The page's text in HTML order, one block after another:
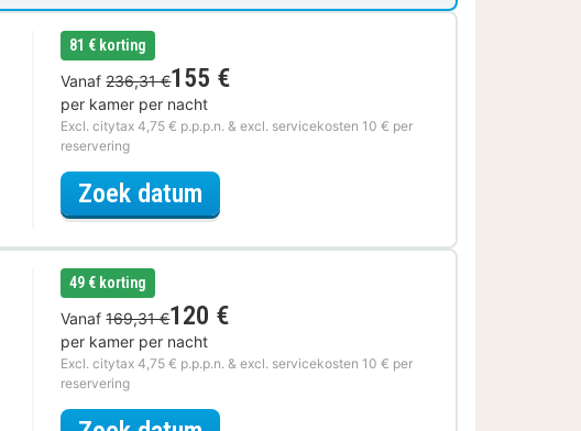
81 € korting
Vanaf 236,31 €155 €
per kamer per nacht
Excl. citytax 4,75 € p.p.p.n. & excl. servicekosten 10 € per
reservering
Zoek datum
49 € korting
Vanaf 169,31 €120 €
per kamer per nacht
Excl. citytax 4,75 € p.p.p.n. & excl. servicekosten 10 € per
reservering